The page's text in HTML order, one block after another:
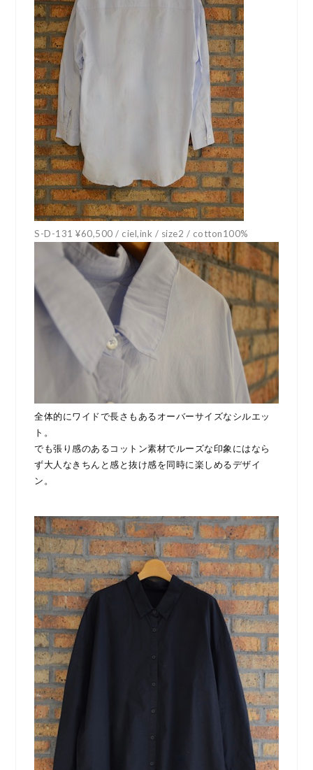
S-D-131 ¥60,500 / ciel,ink / size2 / cotton100%
全体的にワイドで長さもあるオーバーサイズなシルエッ
ト。
でも張り感のあるコットン素材でルーズな印象にはなら
ず大人なきちんと感と抜け感を同時に楽しめるデザイ
ン。